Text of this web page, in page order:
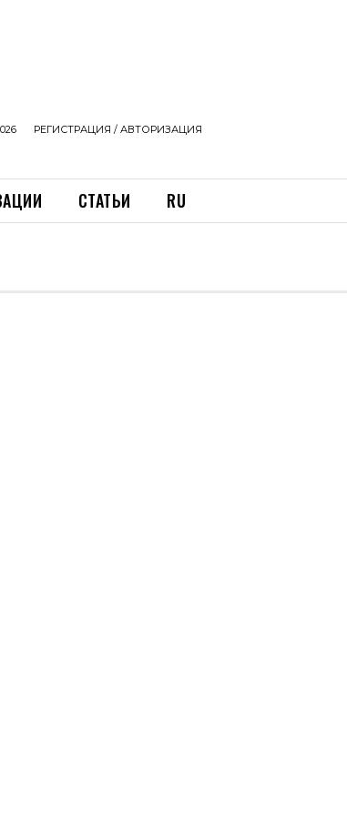
РЕГИСТРАЦИЯ / АВТОРИЗАЦИЯ
СТАТЬИ RU